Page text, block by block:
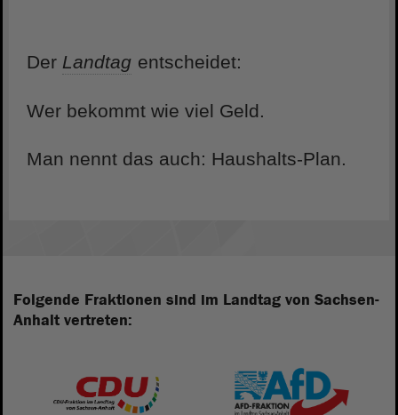
Der Landtag entscheidet:
Wer bekommt wie viel Geld.
Man nennt das auch: Haushalts-Plan.
Folgende Fraktionen sind im Landtag von Sachsen-
Anhalt vertreten: